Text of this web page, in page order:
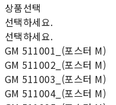
상품선택
선택하세요.
선택하세요.
GM 511001_(포스터 M)
GM 511002_(포스터 M)
GM 511003_(포스터 M)
GM 511004_(포스터 M)